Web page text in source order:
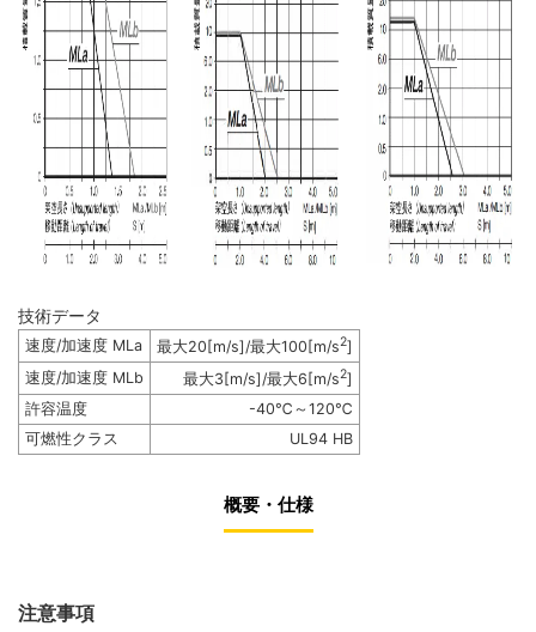
技術データ
速度/加速度 MLa 最大20[m/s]/最大100[m/s2]
速度/加速度 MLb
最大3[m/s]/最大6[m/s2]
許容温度
-40℃～120℃
可燃性クラス
UL94 HB
概要・仕様
注意事項